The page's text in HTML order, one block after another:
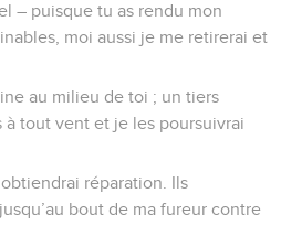
– puisque tu as rendu mon
moi aussi je me retirerai et
au milieu de toi ; un tiers
à tout vent et je les poursuivrai
réparation. Ils
bout de ma fureur contre